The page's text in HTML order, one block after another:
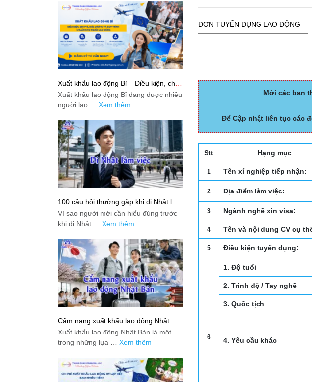
ĐƠN TUYỂN DỤNG LAO ĐỘNG
Mời các bạn
Để Cập nhật liên tục các
Stt Hạng mục
1 Tên xí nghiệp tiếp nhận:
2 Địa điểm làm việc:
3 Ngành nghề xin visa:
4 Tên và nội dung CV cụ
5 Điều kiện tuyển dụng:
6
1. Độ tuổi
2. Trình độ / Tay nghề
3. Quốc tịch
4. Yêu cầu khác
Xuất khẩu lao động Bỉ – Điều kiện, chi
phí, mức lương và quy trình chuẩn cho
người lao động
Xuất khẩu lao động Bỉ đang được nhiều
người lao … Xem thêm
100 câu hỏi thường gặp khi đi Nhật làm
việc: Giải đáp thật dễ hiểu cho người
mới bắt đầu
Vì sao người mới cần hiểu đúng trước
khi đi Nhật … Xem thêm
Cẩm nang xuất khẩu lao động Nhật
Bản từ A-Z
Xuất khẩu lao động Nhật Bản là một
trong những lựa … Xem thêm